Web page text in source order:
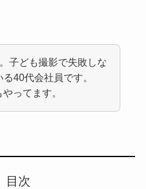
子ども撮影で失敗しな
40代会社員です。
ってます。
目次